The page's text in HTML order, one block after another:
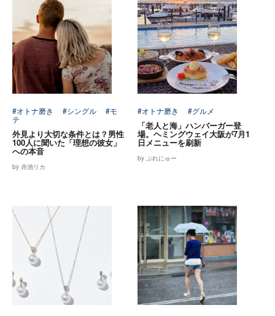
#オトナ磨き #シングル
#モ
テ
外見より大切な条件とは？男性
100人に聞いた「理想の彼女」
への本音
by 赤池リカ
#オトナ磨き #グルメ
「老人と海」ハンバーガー登
場。ヘミングウェイ大阪が7月1
日メニューを刷新
by ぷれにゅー